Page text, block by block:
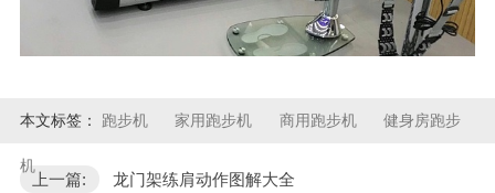
本文标签： 跑步机 家用跑步机 商用跑步机 健身房跑步
机
上一篇: 龙门架练肩动作图解大全